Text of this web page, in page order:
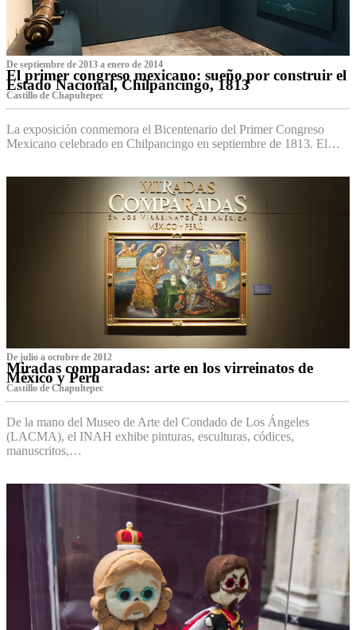
De septiembre de 2013 a enero de 2014
El primer congreso mexicano: sueño por construir el
Estado Nacional, Chilpancingo, 1813
Castillo de Chapultepec
La exposición conmemora el Bicentenario del Primer Congreso
Mexicano celebrado en Chilpancingo en septiembre de 1813. El…
De julio a octubre de 2012
Miradas comparadas: arte en los virreinatos de
México y Perú
Castillo de Chapultepec
De la mano del Museo de Arte del Condado de Los Ángeles
(LACMA), el INAH exhibe pinturas, esculturas, códices,
manuscritos,…